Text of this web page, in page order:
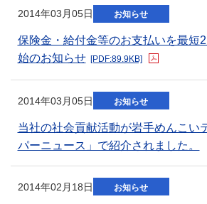
2014年03月05日 お知らせ
保険金・給付金等のお支払いを最短
始のお知らせ [PDF:89.9KB]
新規ウィンドウを開きます
2014年03月05日 お知らせ
当社の社会貢献活動が岩手めんこい
パーニュース」で紹介されました。
2014年02月18日 お知らせ
新規ウィンドウを開きます